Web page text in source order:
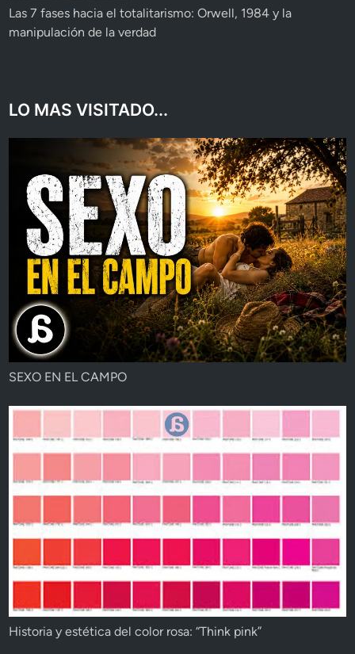
Las 7 fases hacia el totalitarismo: Orwell, 1984 y la
manipulación de la verdad
LO MAS VISITADO...
SEXO EN EL CAMPO
Historia y estética del color rosa: “Think pink”